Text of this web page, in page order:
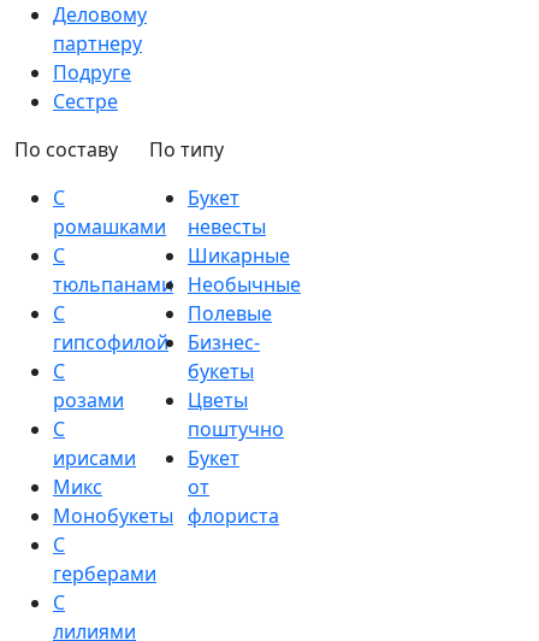
Деловому
партнеру
Подруге
Сестре
По составу
С
ромашками
С
тюльпанами
С
гипсофилой
С
розами
С
ирисами
Микс
Монобукеты
С
герберами
С
лилиями
По типу
Букет
невесты
Шикарные
Необычные
Полевые
Бизнес-
букеты
Цветы
поштучно
Букет
от
флориста